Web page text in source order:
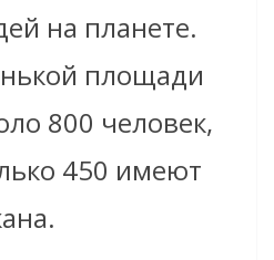
на планете.
площади
800 человек,
450 имеют